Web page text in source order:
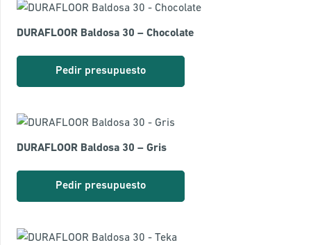
DURAFLOOR Baldosa 30 – Chocolate
Pedir presupuesto
DURAFLOOR Baldosa 30 – Gris
Pedir presupuesto